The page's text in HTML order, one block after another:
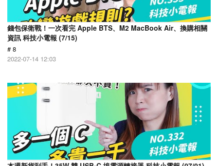
錢包保衛戰！一次看完 Apple BTS、M2 MacBook Air、換購相關
資訊 科技小電報 (7/15)
# 8
2022-07-14 12:03